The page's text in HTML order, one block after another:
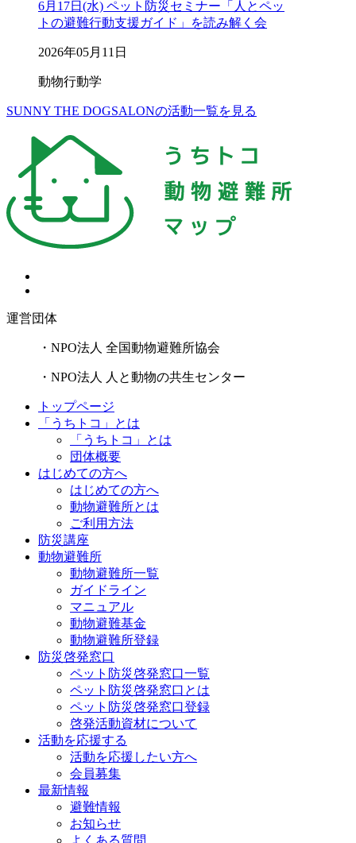
6月17日(水) ペット防災セミナー「人とペッ
トの避難行動支援ガイド」を読み解く会
2026年05月11日
動物行動学
SUNNY THE DOGSALONの活動一覧を見る
運営団体
・NPO法人 全国動物避難所協会
・NPO法人 人と動物の共生センター
トップページ
「うちトコ」とは
「うちトコ」とは
団体概要
はじめての方へ
はじめての方へ
動物避難所とは
ご利用方法
防災講座
動物避難所
動物避難所一覧
ガイドライン
マニュアル
動物避難基金
動物避難所登録
防災啓発窓口
ペット防災啓発窓口一覧
ペット防災啓発窓口とは
ペット防災啓発窓口登録
啓発活動資材について
活動を応援する
活動を応援したい方へ
会員募集
最新情報
避難情報
お知らせ
よくある質問